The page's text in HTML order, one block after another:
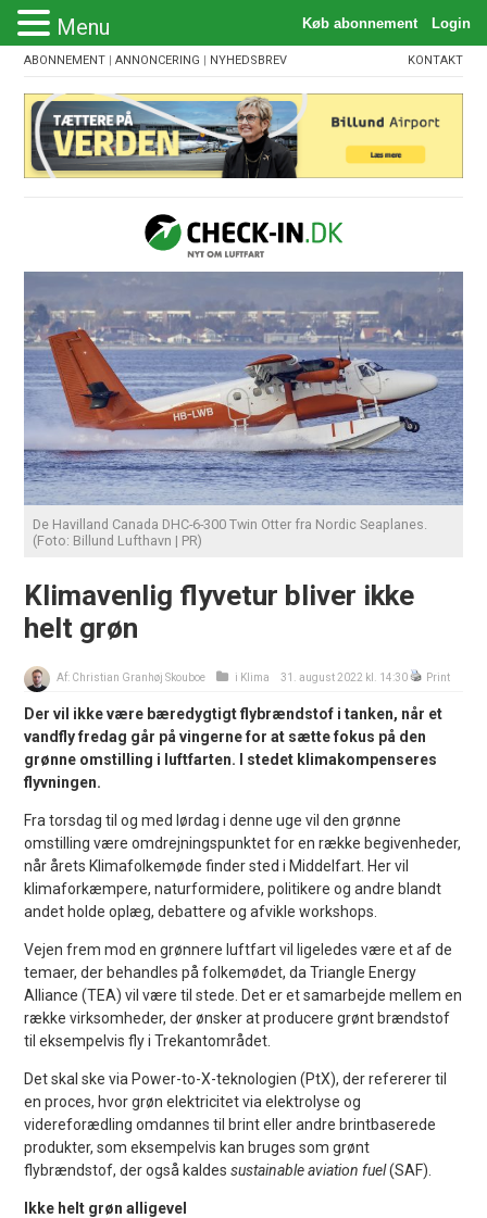
ABONNEMENT |ANNONCERING | NYHEDSBREV KONTAKT
De Havilland Canada DHC-6-300 Twin Otter fra Nordic Seaplanes.
(Foto: Billund Lufthavn | PR)
Klimavenlig flyvetur bliver ikke
helt grøn
Af: Christian Granhøj Skouboe i Klima 31. august 2022 kl. 14:30 Print
Der vil ikke være bæredygtigt flybrændstof i tanken, når et
vandfly fredag går på vingerne for at sætte fokus på den
grønne omstilling i luftfarten. I stedet klimakompenseres
flyvningen.
Fra torsdag til og med lørdag i denne uge vil den grønne
omstilling være omdrejningspunktet for en række begivenheder,
når årets Klimafolkemøde finder sted i Middelfart. Her vil
klimaforkæmpere, naturformidere, politikere og andre blandt
andet holde oplæg, debattere og afvikle workshops.
Vejen frem mod en grønnere luftfart vil ligeledes være et af de
temaer, der behandles på folkemødet, da Triangle Energy
Alliance (TEA) vil være til stede. Det er et samarbejde mellem en
række virksomheder, der ønsker at producere grønt brændstof
til eksempelvis fly i Trekantområdet.
Det skal ske via Power-to-X-teknologien (PtX), der refererer til
en proces, hvor grøn elektricitet via elektrolyse og
videreforædling omdannes til brint eller andre brintbaserede
produkter, som eksempelvis kan bruges som grønt
flybrændstof, der også kaldessustainable aviation fuel(SAF).
Ikke helt grøn alligevel
Menu